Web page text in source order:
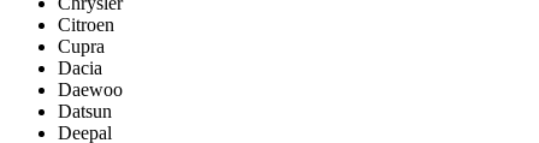
Citroen
Cupra
Dacia
Daewoo
Datsun
Deepal